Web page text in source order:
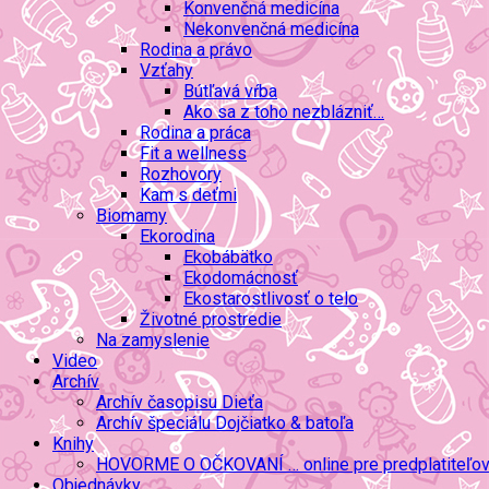
Konvenčná medicína
Nekonvenčná medicína
Rodina a právo
Vzťahy
Bútľavá vŕba
Ako sa z toho nezblázniť…
Rodina a práca
Fit a wellness
Rozhovory
Kam s deťmi
Biomamy
Ekorodina
Ekobábätko
Ekodomácnosť
Ekostarostlivosť o telo
Životné prostredie
Na zamyslenie
Video
Archív
Archív časopisu Dieťa
Archív špeciálu Dojčiatko & batoľa
Knihy
HOVORME O OČKOVANÍ … online pre predplatiteľov